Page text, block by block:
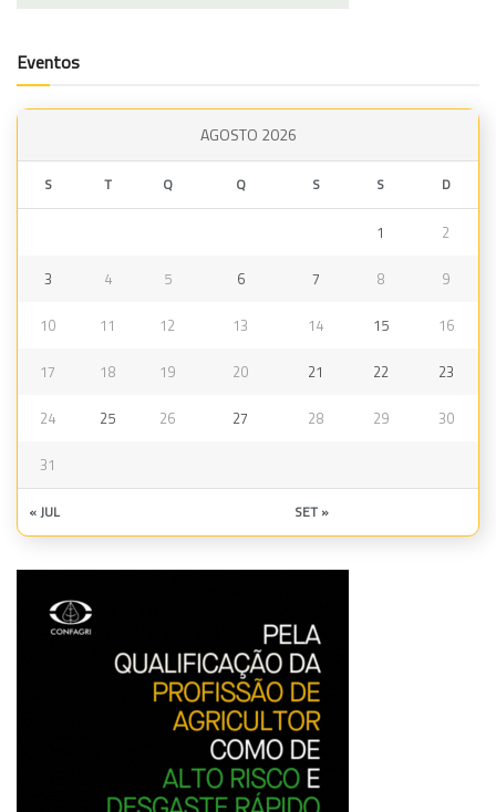
Eventos
AGOSTO 2026
S T Q Q S S D
1 2
3 4 5 6 7 8 9
10 11 12 13 14 15 16
17 18 19 20 21 22 23
24 25 26 27 28 29 30
31
« JUL SET »